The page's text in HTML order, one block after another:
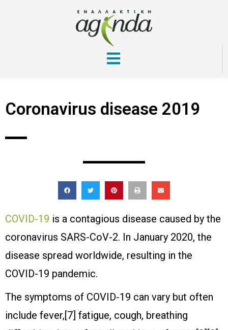
Coronavirus disease 2019
COVID-19 is a contagious disease caused by the
coronavirus SARS-CoV-2. In January 2020, the
disease spread worldwide, resulting in the
COVID-19 pandemic.
The symptoms of COVID‑19 can vary but often
include fever,[7] fatigue, cough, breathing